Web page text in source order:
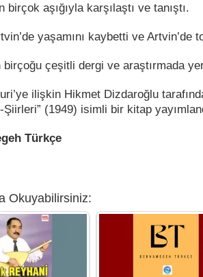
birçok aşığıyla karşılaştı ve tanıştı.
yaşamını kaybetti ve Artvin’de
çeşitli dergi ve araştırmada yer
ilişkin Hikmet Dizdaroğlu
(1949) isimli bir kitap
Türkçe
Okuyabilirsiniz: